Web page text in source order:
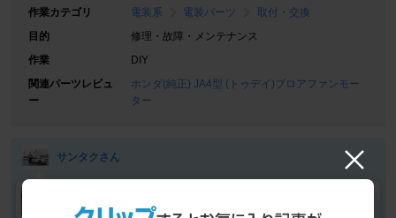
作業カテゴリ
電装系 電装パーツ
取付・交換
目的
修理・故障・メンテナンス
作業
DIY
関連パーツレビュ
ー
ホンダ(純正) JA4型 (トゥデイ)ブロアファンモー
ター
サンタクさん